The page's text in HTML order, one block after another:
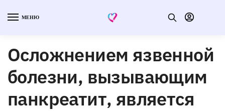
МЕНЮ
Осложнением язвенной
болезни, вызывающим
панкреатит, является